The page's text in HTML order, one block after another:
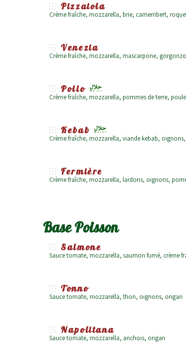
Pizzaiola
Crème fraîche, mozzarella, brie, camembert,
Venezia
Crème fraîche, mozzarella, mascarpone,
Pollo
Crème fraîche, mozzarella, pommes de terre,
Kebab
Crème fraîche, mozzarella, viande kebab,
Fermière
Crème fraîche, mozzarella, lardons, oignons,
Base Poisson
Salmone
Sauce tomate, mozzarella, saumon fumé, crème
Tonno
Sauce tomate, mozzarella, thon, oignons, origan
Napolitana
Sauce tomate, mozzarella, anchois, origan